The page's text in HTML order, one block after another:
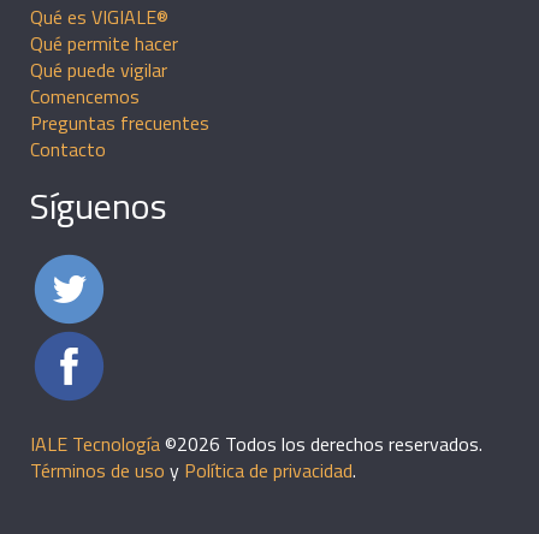
Qué es VIGIALE®
Qué permite hacer
Qué puede vigilar
Comencemos
Preguntas frecuentes
Contacto
Síguenos
IALE Tecnología©2026 Todos los derechos reservados.
Términos de uso y Política de privacidad.